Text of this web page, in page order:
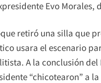
Evo Morales,
retiró una silla que
usara el escenario
A la conclusión
“chicotearon” a